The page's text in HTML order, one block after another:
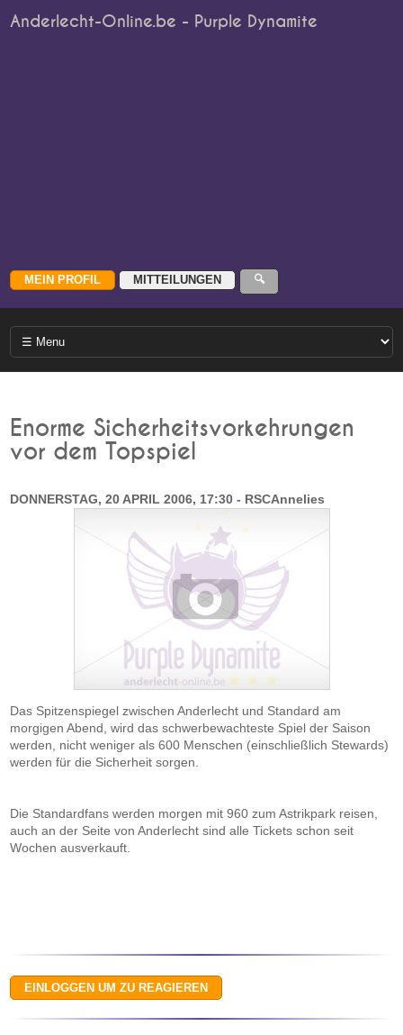
Anderlecht-Online.be - Purple Dynamite
Enorme Sicherheitsvorkehrungen
vor dem Topspiel
DONNERSTAG, 20 APRIL 2006, 17:30 - RSCAnnelies
Das Spitzenspiegel zwischen Anderlecht und Standard am
morgigen Abend, wird das schwerbewachteste Spiel der Saison
werden, nicht weniger als 600 Menschen (einschließlich Stewards)
werden für die Sicherheit sorgen.
Die Standardfans werden morgen mit 960 zum Astrikpark reisen,
auch an der Seite von Anderlecht sind alle Tickets schon seit
Wochen ausverkauft.